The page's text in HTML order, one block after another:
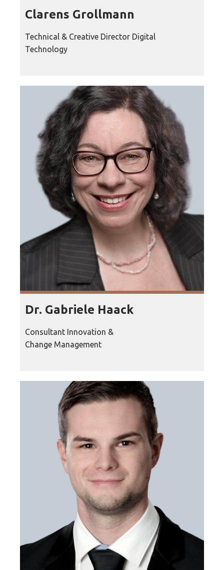
Clarens Grollmann
Technical & Creative Director Digital
Technology
Dr. Gabriele Haack
Consultant Innovation &
Change Management